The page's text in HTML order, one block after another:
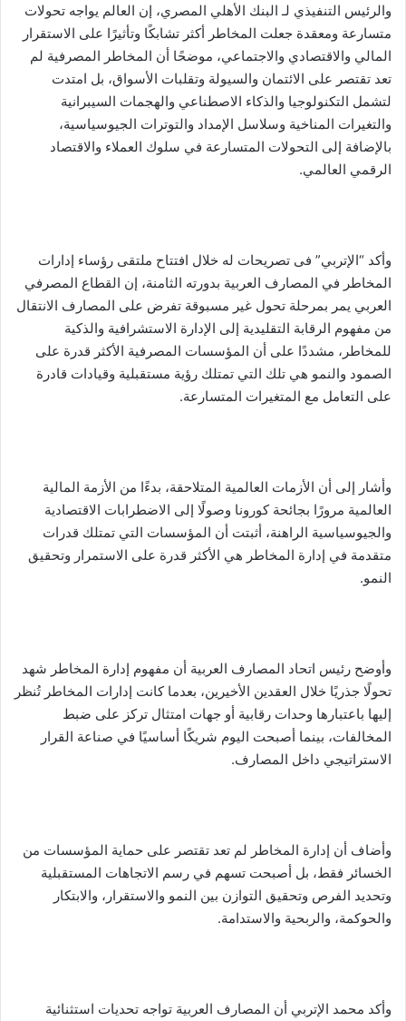
والرئيس التنفيذي لـ البنك الأهلي المصري، إن العالم يواجه تحولات
متسارعة ومعقدة جعلت المخاطر أكثر تشابكًا وتأثيرًا على الاستقرار
المالي والاقتصادي والاجتماعي، موضحًا أن المخاطر المصرفية لم
تعد تقتصر على الائتمان والسيولة وتقلبات الأسواق، بل امتدت
لتشمل التكنولوجيا والذكاء الاصطناعي والهجمات السيبرانية
والتغيرات المناخية وسلاسل الإمداد والتوترات الجيوسياسية،
بالإضافة إلى التحولات المتسارعة في سلوك العملاء والاقتصاد
الرقمي العالمي.
وأكد “الإتربي” فى تصريحات له خلال افتتاح ملتقى رؤساء إدارات
المخاطر في المصارف العربية بدورته الثامنة، إن القطاع المصرفي
العربي يمر بمرحلة تحول غير مسبوقة تفرض على المصارف الانتقال
من مفهوم الرقابة التقليدية إلى الإدارة الاستشرافية والذكية
للمخاطر، مشددًا على أن المؤسسات المصرفية الأكثر قدرة على
الصمود والنمو هي تلك التي تمتلك رؤية مستقبلية وقيادات قادرة
على التعامل مع المتغيرات المتسارعة.
وأشار إلى أن الأزمات العالمية المتلاحقة، بدءًا من الأزمة المالية
العالمية مرورًا بجائحة كورونا وصولًا إلى الاضطرابات الاقتصادية
والجيوسياسية الراهنة، أثبتت أن المؤسسات التي تمتلك قدرات
متقدمة في إدارة المخاطر هي الأكثر قدرة على الاستمرار وتحقيق
النمو.
وأوضح رئيس اتحاد المصارف العربية أن مفهوم إدارة المخاطر شهد
تحولًا جذريًا خلال العقدين الأخيرين، بعدما كانت إدارات المخاطر تُنظر
إليها باعتبارها وحدات رقابية أو جهات امتثال تركز على ضبط
المخالفات، بينما أصبحت اليوم شريكًا أساسيًا في صناعة القرار
الاستراتيجي داخل المصارف.
وأضاف أن إدارة المخاطر لم تعد تقتصر على حماية المؤسسات من
الخسائر فقط، بل أصبحت تسهم في رسم الاتجاهات المستقبلية
وتحديد الفرص وتحقيق التوازن بين النمو والاستقرار، والابتكار
والحوكمة، والربحية والاستدامة.
وأكد محمد الإتربي أن المصارف العربية تواجه تحديات استثنائية